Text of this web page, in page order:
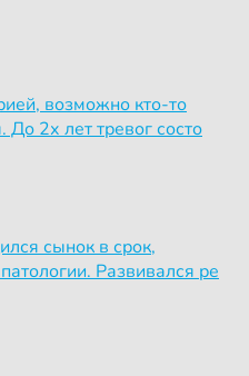
возможно кто-то
До 2х лет тревог состо
сынок в срок,
Развивался ре